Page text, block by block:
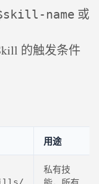
name 或
的触发条件
用途
私有技